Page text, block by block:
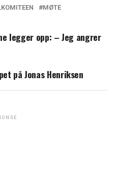
MØTE
legger opp: – Jeg angrer
på Jonas Henriksen